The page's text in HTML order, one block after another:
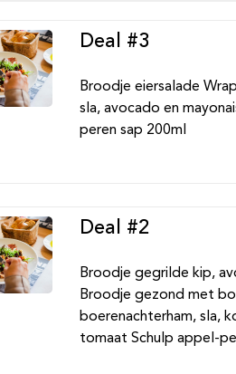
Deal #3
Broodje eiersalade
sla, avocado en
peren sap 200ml
Deal #2
Broodje gegrilde kip,
Broodje gezond met
boerenachterham, sla,
tomaat Schulp appel-